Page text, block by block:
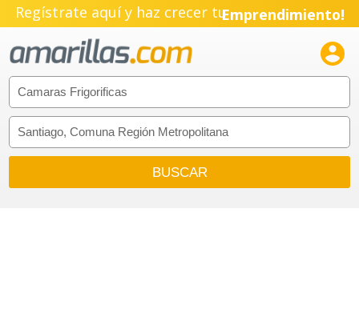
Regístrate aquí y haz crecer tuEmprendimiento!
